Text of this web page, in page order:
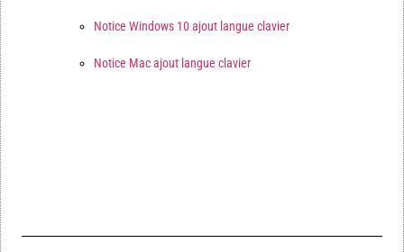
Notice Windows 10 ajout langue clavier
Notice Mac ajout langue clavier